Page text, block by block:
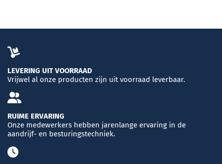
LEVERING UIT VOORRAAD
Vrijwel al onze producten zijn uit voorraad leverbaar.
RUIME ERVARING
Onze medewerkers hebben jarenlange ervaring in de
aandrijf- en besturingstechniek.